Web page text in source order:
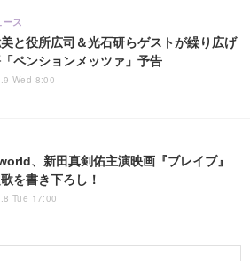
と役所広司＆光石研らゲストが繰り広げ
ペンションメッツァ」予告
ス
Wed 8:00
、新田真剣佑主演映画『ブレイブ』
を書き下ろし！
Tue 17:00